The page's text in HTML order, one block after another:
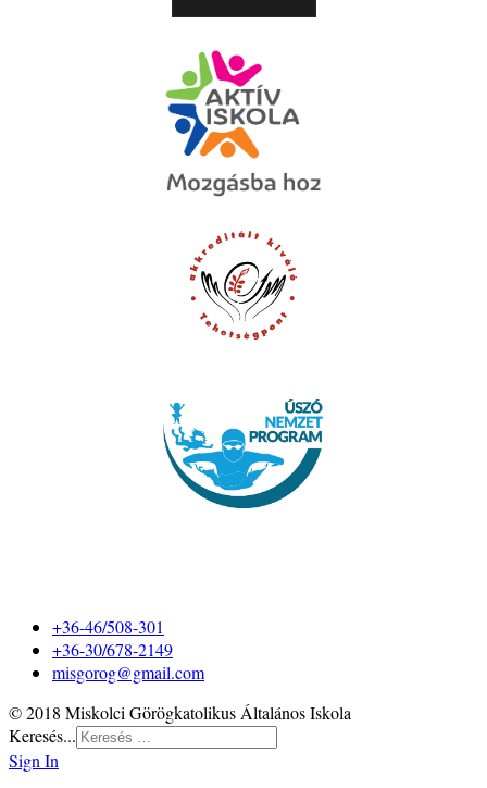
+36-46/508-301
+36-30/678-2149
misgorog@gmail.com
© 2018 Miskolci Görögkatolikus Általános Iskola
Keresés...
Sign In